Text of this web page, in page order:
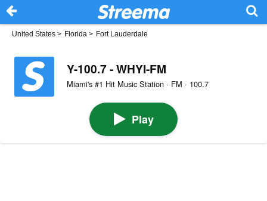
United States > Florida > Fort Lauderdale
Y-100.7 - WHYI-FM
Miami's #1 Hit Music Station · FM · 100.7
Play